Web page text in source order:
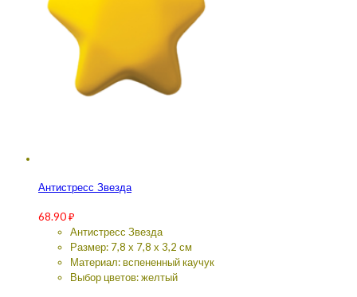
Антистресс Звезда
68.90₽
Антистресс Звезда
Размер: 7,8 х 7,8 х 3,2 см
Материал: вспененный каучук
Выбор цветов: желтый